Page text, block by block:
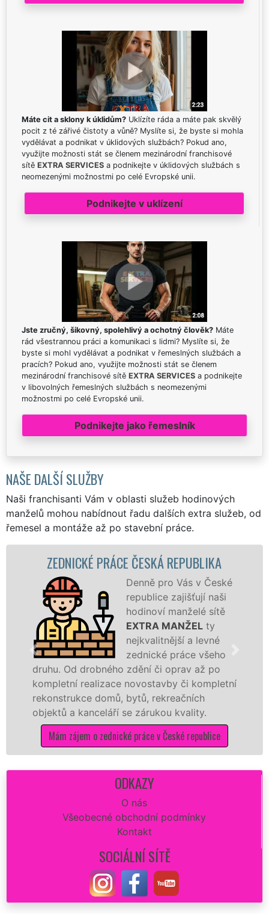
Máte cit a sklony k úklidům? Uklízíte ráda a máte pak skvělý
pocit z té zářivé čistoty a vůně? Myslíte si, že byste si mohla
vydělávat a podnikat v úklidových službách? Pokud ano,
využijte možnosti stát se členem mezinárodní franchisové
sítě EXTRA SERVICES a podnikejte v úklidových službách s
neomezenými možnostmi po celé Evropské unii.
Podnikejte v uklízení
Jste zručný, šikovný, spolehlivý a ochotný člověk? Máte
rád všestrannou práci a komunikaci s lidmi? Myslíte si, že
byste si mohl vydělávat a podnikat v řemeslných službách a
pracích? Pokud ano, využijte možnosti stát se členem
mezinárodní franchisové sítě EXTRA SERVICES a podnikejte
v libovolných řemeslných službách s neomezenými
možnostmi po celé Evropské unii.
Podnikejte jako řemeslník
NAŠE DALŠÍ SLUŽBY
Naši franchisanti Vám v oblasti služeb hodinových
manželů mohou nabídnout řadu dalších extra služeb, od
řemesel a montáže až po stavební práce.
PRÁCE ČESKÁ REPUBLIKA
Denně pro Vás v České
republice zajišťují naši
hodinoví manželé sítě
EXTRA MANŽELty
nejkvalitnější a levné
zednické práce všeho
drobného zdění či oprav až po
realizace novostavby či kompletní
domů, bytů, rekreačních
kanceláří se zárukou kvality.
o zednické práce v České republice
dokonale
ODKAZY
O nás
Všeobecné obchodní podmínky
Kontakt
SOCIÁLNÍ SÍTĚ